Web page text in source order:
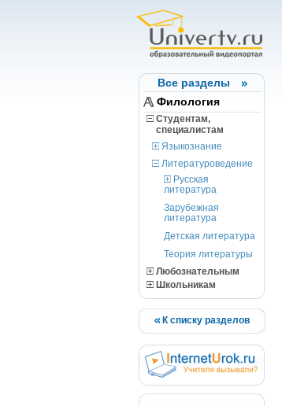
Все разделы
Филология
Студентам,
cпециалистам
Языкознание
Литературоведение
Русская
литература
Зарубежная
литература
Детская литература
Теория литературы
Любознательным
Школьникам
К списку разделов